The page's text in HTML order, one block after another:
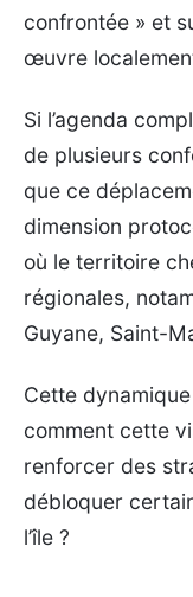
confrontée » et
œuvre
Si l’agenda
de plusieurs
que ce
dimension
où le territoire
régionales,
Guyane, Saint-
Cette
comment cette
renforcer des
débloquer
l’île ?